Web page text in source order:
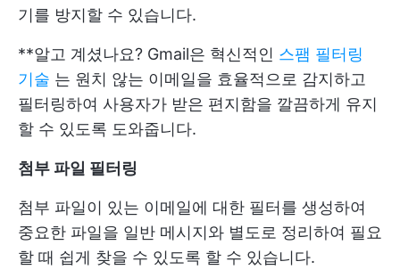
기를 방지할 수 있습니다.
**알고 계셨나요? Gmail은 혁신적인 스팸 필터링
기술 는 원치 않는 이메일을 효율적으로 감지하고
필터링하여 사용자가 받은 편지함을 깔끔하게 유지
할 수 있도록 도와줍니다.
첨부 파일 필터링
첨부 파일이 있는 이메일에 대한 필터를 생성하여
중요한 파일을 일반 메시지와 별도로 정리하여 필요
할 때 쉽게 찾을 수 있도록 할 수 있습니다.